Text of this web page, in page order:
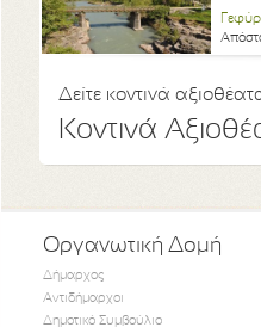
Δείτε κοντινά
Κοντινά
Οργανωτική Δομή
Δήμαρχος
Αντιδήμαρχοι
Δημοτικό Συμβούλιο